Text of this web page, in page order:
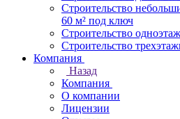
Строительство
60 м² под ключ
Строительство
Строительство
Компания
Назад
Компания
О компании
Лицензии